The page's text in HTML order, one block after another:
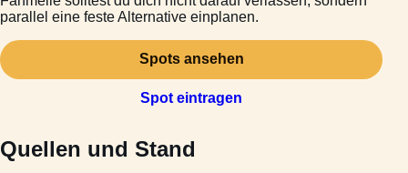
parallel eine feste Alternative einplanen.
Spots ansehen
Spot eintragen
Quellen und Stand